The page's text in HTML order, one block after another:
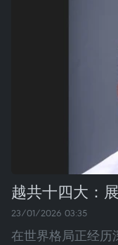
越共十四大：
23/01/2026 03:35
在世界格局正经历